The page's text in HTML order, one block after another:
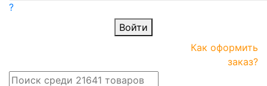
Как оформить
заказ?
?
Войти